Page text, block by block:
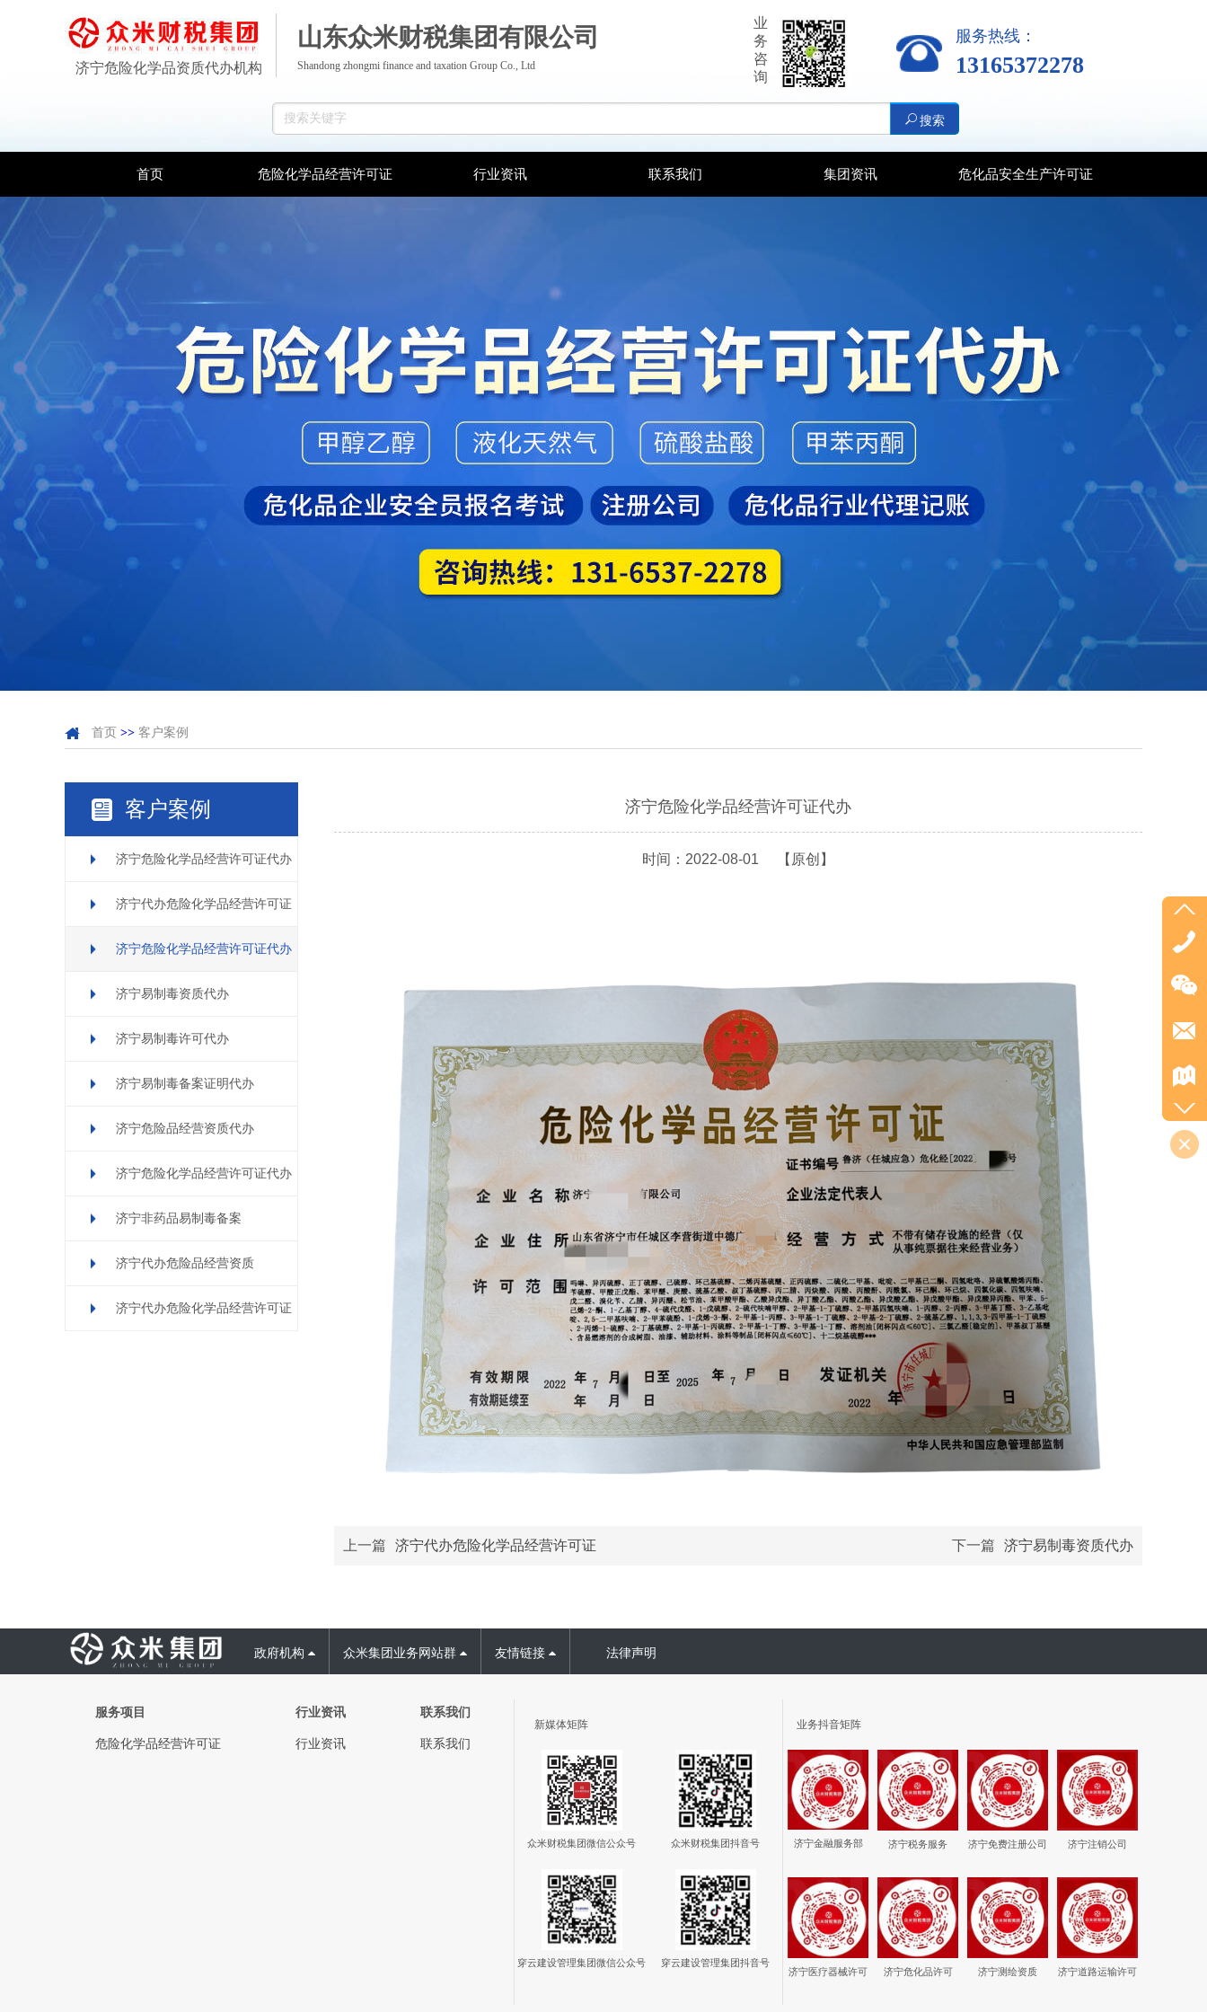
服务热线：
济宁危险化学品资质代办机构
山东众米财税集团有限公司
Shandong zhongmi finance and taxation Group Co., Ltd
业
务
咨
询
13165372278
搜索
首页 危险化学品经营许可证 行业资讯 联系我们 集团资讯 危化品安全生产许可证
首页 >> 客户案例
客户案例
济宁危险化学品经营许可证代办
济宁代办危险化学品经营许可证
济宁危险化学品经营许可证代办
济宁易制毒资质代办
济宁易制毒许可代办
济宁易制毒备案证明代办
济宁危险品经营资质代办
济宁危险化学品经营许可证代办
济宁非药品易制毒备案
济宁代办危险品经营资质
济宁代办危险化学品经营许可证
济宁危险化学品经营许可证代办
时间：2022-08-01 【原创】
上一篇 济宁代办危险化学品经营许可证 下一篇 济宁易制毒资质代办
政府机构 众米集团业务网站群 友情链接 法律声明
服务项目
危险化学品经营许可证
行业资讯
行业资讯
联系我们
联系我们
新媒体矩阵
众米财税集团微信公众号 众米财税集团抖音号
穿云建设管理集团微信公众号 穿云建设管理集团抖音号
业务抖音矩阵
济宁金融服务部 济宁税务服务 济宁免费注册公司 济宁注销公司
济宁医疗器械许可 济宁危化品许可 济宁测绘资质 济宁道路运输许可